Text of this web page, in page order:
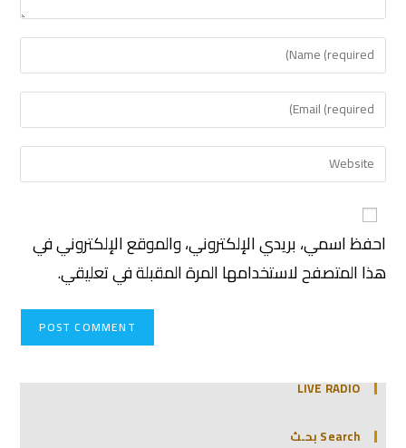
احفظ اسمي، بريدي الإلكتروني، والموقع الإلكتروني في
هذا المتصفح لاستخدامها المرة المقبلة في تعليقي.
LIVE RADIO
Search بحـث